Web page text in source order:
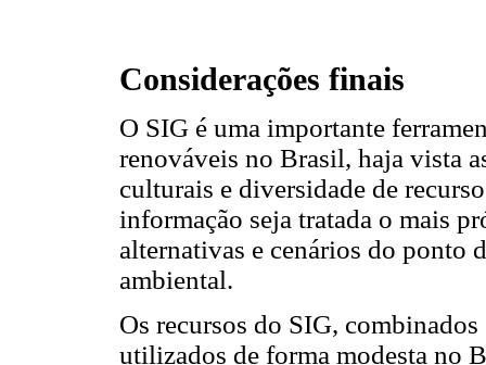
Considerações finais
O SIG é uma importante
renováveis no Brasil, haja vista
culturais e diversidade de
informação seja tratada o mais
alternativas e cenários do ponto
ambiental.
Os recursos do SIG,
utilizados de forma modesta no